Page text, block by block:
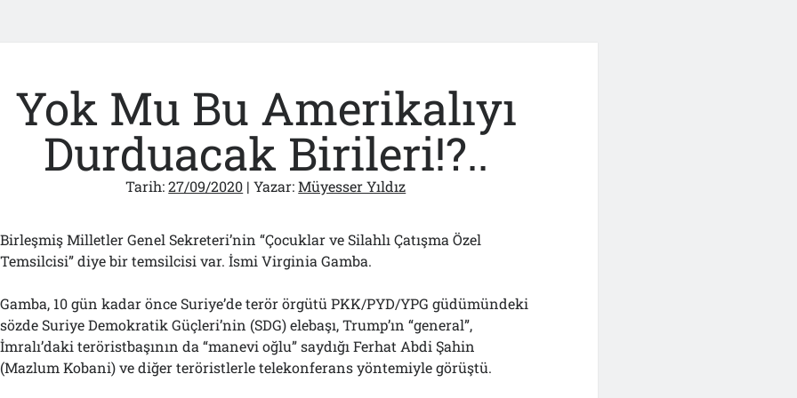
Yok Mu Bu Amerikalıyı
Durduacak Birileri!?..
Tarih:27/09/2020 | Yazar:Müyesser Yıldız
Birleşmiş Milletler Genel Sekreteri’nin “Çocuklar ve Silahlı Çatışma Özel
Temsilcisi” diye bir temsilcisi var. İsmi Virginia Gamba.
Gamba, 10 gün kadar önce Suriye’de terör örgütü PKK/PYD/YPG güdümündeki
sözde Suriye Demokratik Güçleri’nin (SDG) elebaşı, Trump’ın “general”,
İmralı’daki teröristbaşının da “manevi oğlu” saydığı Ferhat Abdi Şahin
(Mazlum Kobani) ve diğer teröristlerle telekonferans yöntemiyle görüştü.